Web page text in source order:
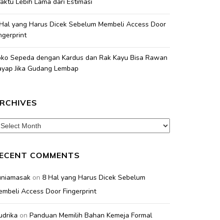
yang Harus Dicek Sebelum Membeli Access Door
Sepeda dengan Kardus dan Rak Kayu Bisa Rawan
Jika Gudang Lembap
COMMENTS
on 8 Hal yang Harus Dicek Sebelum
Access Door Fingerprint
on Panduan Memilih Bahan Kemeja Formal